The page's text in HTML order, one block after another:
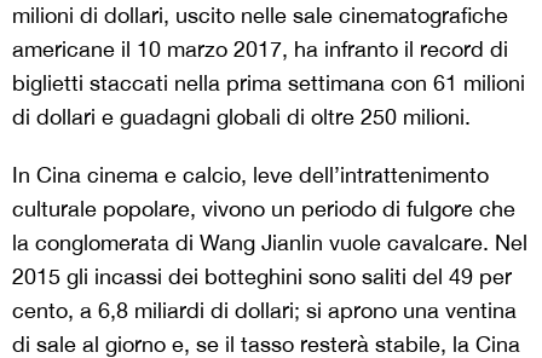
milioni di dollari, uscito nelle sale cinematografiche
americane il 10 marzo 2017, ha infranto il record di
biglietti staccati nella prima settimana con 61 milioni
di dollari e guadagni globali di oltre 250 milioni.
In Cina cinema e calcio, leve dell’intrattenimento
culturale popolare, vivono un periodo di fulgore che
la conglomerata di Wang Jianlin vuole cavalcare. Nel
2015 gli incassi dei botteghini sono saliti del 49 per
cento, a 6,8 miliardi di dollari; si aprono una ventina
di sale al giorno e, se il tasso resterà stabile, la Cina